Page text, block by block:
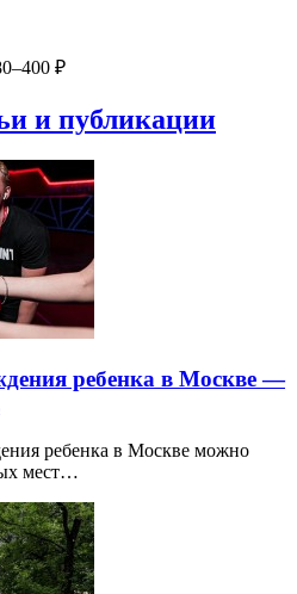
₽
и публикации
ребенка в Москве —
ребенка в Москве можно
мест…